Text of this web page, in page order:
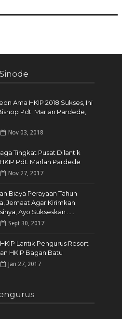
Sinode
Ama HKIP 2018 Sukses, Ini
Pdt. Marlan Pardede,
Nov 03, 2018
Tingkat Pusat Dilantik
Pdt. Marlan Pardede
Nov 27, 2017
Biaya Perayaan Tahun
Jemaat Agar Kirimkan
Ayo Sukseskan ......
Sept 30, 2017
Lantik Pengurus Resort
HKIP Bagan Batu
Jan 27, 2017